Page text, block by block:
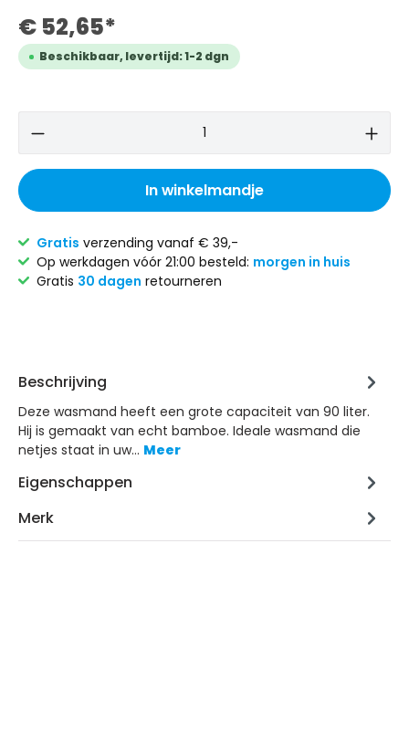
€ 52,65*
Beschikbaar, levertijd: 1-2 dgn
In winkelmandje
Gratis verzending vanaf € 39,-
Op werkdagen vóór 21:00 besteld: morgen in huis
Gratis 30 dagen retourneren
Beschrijving
Deze wasmand heeft een grote capaciteit van 90 liter.
Hij is gemaakt van echt bamboe. Ideale wasmand die
netjes staat in uw… Meer
Eigenschappen
Merk